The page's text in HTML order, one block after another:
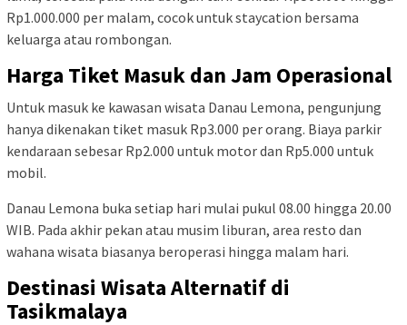
Rp1.000.000 per malam, cocok untuk staycation bersama
keluarga atau rombongan.
Harga Tiket Masuk dan Jam Operasional
Untuk masuk ke kawasan wisata Danau Lemona, pengunjung
hanya dikenakan tiket masuk Rp3.000 per orang. Biaya parkir
kendaraan sebesar Rp2.000 untuk motor dan Rp5.000 untuk
mobil.
Danau Lemona buka setiap hari mulai pukul 08.00 hingga 20.00
WIB. Pada akhir pekan atau musim liburan, area resto dan
wahana wisata biasanya beroperasi hingga malam hari.
Destinasi Wisata Alternatif di
Tasikmalaya